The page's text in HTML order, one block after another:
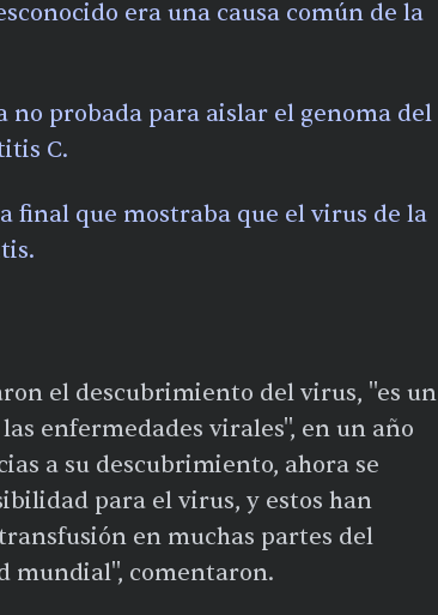
era una causa común de la
probada para aislar el genoma del
C.
final que mostraba que el virus de la
el descubrimiento del virus, ''es un
enfermedades virales'', en un año
a su descubrimiento, ahora se
para el virus, y estos han
en muchas partes del
mundial'', comentaron.